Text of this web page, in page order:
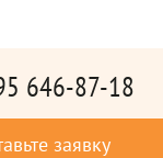
646-87-18
заявку